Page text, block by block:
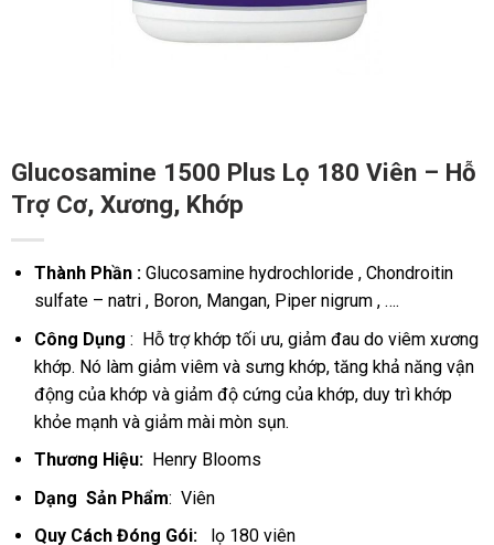
Glucosamine 1500 Plus Lọ 180 Viên – Hỗ
Trợ Cơ, Xương, Khớp
Thành Phần :Glucosamine hydrochloride , Chondroitin
sulfate – natri , Boron, Mangan, Piper nigrum , ….
Công Dụng : Hỗ trợ khớp tối ưu, giảm đau do viêm xương
khớp. Nó làm giảm viêm và sưng khớp, tăng khả năng vận
động của khớp và giảm độ cứng của khớp, duy trì khớp
khỏe mạnh và giảm mài mòn sụn.
Thương Hiệu: Henry Blooms
Dạng Sản Phẩm: Viên
Quy Cách Đóng Gói:lọ 180 viên